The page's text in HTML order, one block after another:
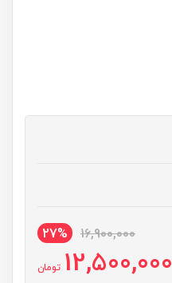
16,900,000
27%
12,500,000 تومان